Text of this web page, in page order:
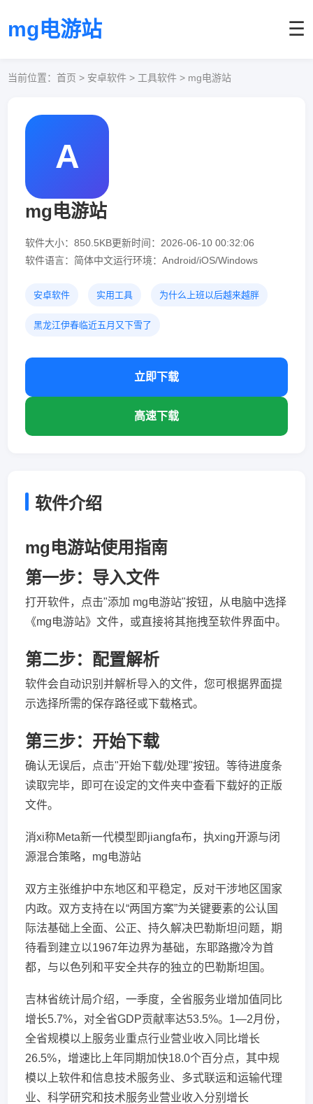
mg电游站 ☰
当前位置：首页 > 安卓软件 > 工具软件 > mg电游站
A
mg电游站
软件大小：850.5KB更新时间：2026-06-10 00:32:06
软件语言：简体中文运行环境：Android/iOS/Windows
安卓软件 实用工具 为什么上班以后越来越胖
黑龙江伊春临近五月又下雪了
立即下载
高速下载
软件介绍
mg电游站使用指南
第一步：导入文件
打开软件，点击"添加 mg电游站"按钮，从电脑中选择
《mg电游站》文件，或直接将其拖拽至软件界面中。
第二步：配置解析
软件会自动识别并解析导入的文件，您可根据界面提
示选择所需的保存路径或下载格式。
第三步：开始下载
确认无误后，点击"开始下载/处理"按钮。等待进度条
读取完毕，即可在设定的文件夹中查看下载好的正版
文件。
消xi称Meta新一代模型即jiangfa布，执xing开源与闭
源混合策略，mg电游站
双方主张维护中东地区和平稳定，反对干涉地区国家
内政。双方支持在以“两国方案”为关键要素的公认国
际法基础上全面、公正、持久解决巴勒斯坦问题，期
待看到建立以1967年边界为基础，东耶路撒冷为首
都，与以色列和平安全共存的独立的巴勒斯坦国。
吉林省统计局介绍，一季度，全省服务业增加值同比
增长5.7%，对全省GDP贡献率达53.5%。1—2月份，
全省规模以上服务业重点行业营业收入同比增长
26.5%，增速比上年同期加快18.0个百分点，其中规
模以上软件和信息技术服务业、多式联运和运输代理
业、科学研究和技术服务业营业收入分别增长